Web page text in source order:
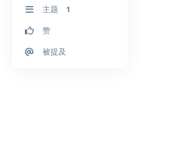
主题 1
赞
被提及